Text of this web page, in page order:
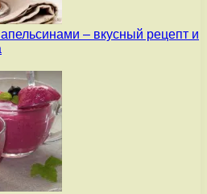
– вкусный рецепт и